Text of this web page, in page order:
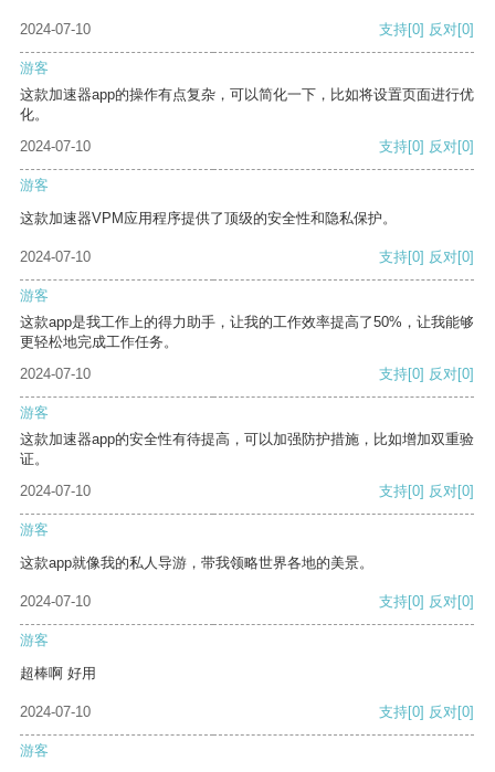
2024-07-10 支持[0] 反对[0]
游客
这款加速器app的操作有点复杂，可以简化一下，比如将设置页面进行优
化。
2024-07-10
支持[0] 反对[0]
游客
这款加速器VPM应用程序提供了顶级的安全性和隐私保护。
2024-07-10 支持[0] 反对[0]
游客
这款app是我工作上的得力助手，让我的工作效率提高了50%，让我能够
更轻松地完成工作任务。
2024-07-10
支持[0] 反对[0]
游客
这款加速器app的安全性有待提高，可以加强防护措施，比如增加双重验
证。
2024-07-10
支持[0] 反对[0]
游客
这款app就像我的私人导游，带我领略世界各地的美景。
2024-07-10 支持[0] 反对[0]
游客
超棒啊 好用
2024-07-10 支持[0] 反对[0]
游客